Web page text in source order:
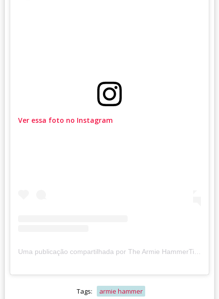
Ver essa foto no Instagram
Uma publicação compartilhada por The Armie HammerTime Podcast (@armiehammertime)
Tags: armie hammer